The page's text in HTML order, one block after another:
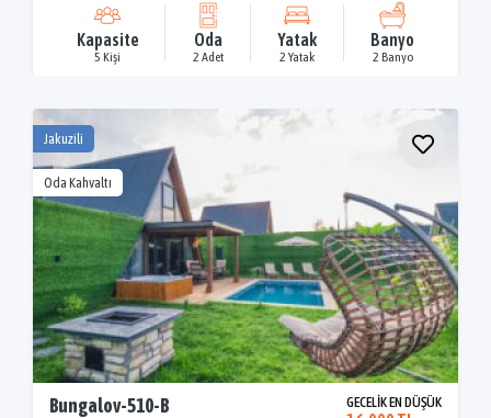
Kapasite
5 Kişi
Oda
2 Adet
Yatak
2 Yatak
Banyo
2 Banyo
Jakuzili
Oda Kahvaltı
Bungalov-510-B GECELİK EN DÜŞÜK